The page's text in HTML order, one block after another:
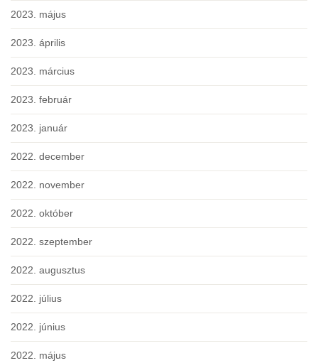
2023. május
2023. április
2023. március
2023. február
2023. január
2022. december
2022. november
2022. október
2022. szeptember
2022. augusztus
2022. július
2022. június
2022. május